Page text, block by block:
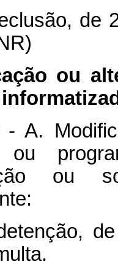
de
ou
A.
ou
ou